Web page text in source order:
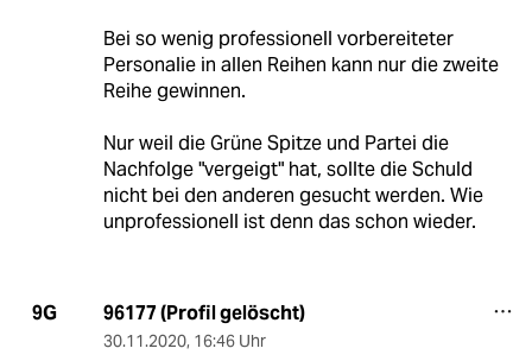
Bei so wenig professionell vorbereiteter
Personalie in allen Reihen kann nur die zweite
Reihe gewinnen.
Nur weil die Grüne Spitze und Partei die
Nachfolge "vergeigt" hat, sollte die Schuld
nicht bei den anderen gesucht werden. Wie
unprofessionell ist denn das schon wieder.
9G 96177 (Profil gelöscht)
30.11.2020, 16:46 Uhr